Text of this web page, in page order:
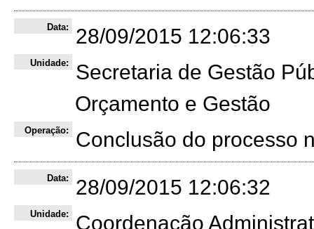
Data: 28/09/2015 12:06:33
Unidade:
Secretaria de Gestão
Orçamento e Gestão
Operação: Conclusão do processo
Data: 28/09/2015 12:06:32
Unidade:
Coordenação